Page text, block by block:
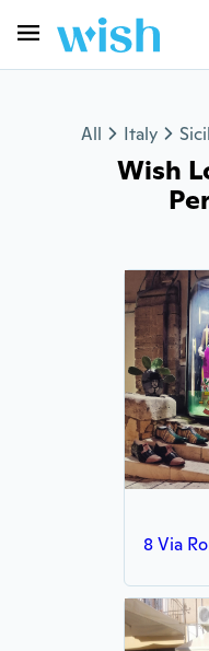
All Italy
Wish
8 Via